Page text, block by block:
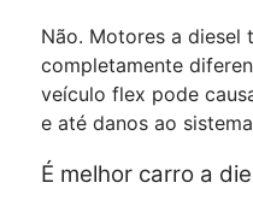
Não. Motores a diesel
completamente
veículo flex pode
e até danos ao
É melhor carro a